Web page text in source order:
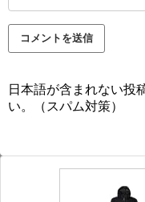
日本語が含まれない投
い。（スパム対策）